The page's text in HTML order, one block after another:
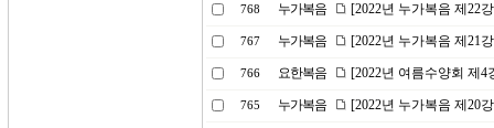
768 누가복음 [2022년 누가복음 제22
767 누가복음 [2022년 누가복음 제21
766 요한복음 [2022년 여름수양회 제
765 누가복음 [2022년 누가복음 제20